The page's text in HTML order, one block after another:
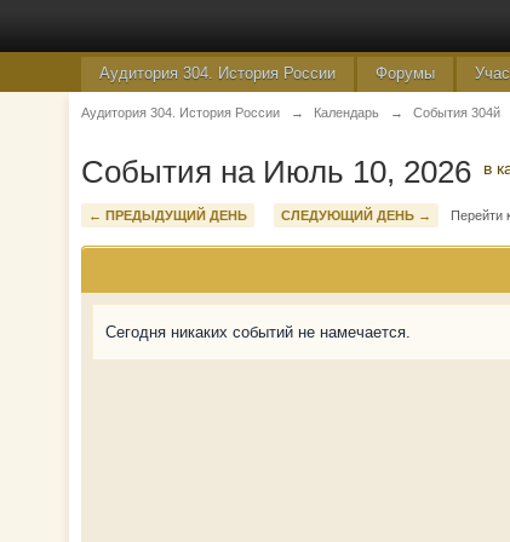
Аудитория 304. История России Форумы
Аудитория 304. История России → Календарь → События 304й
События на Июль 10, 2026 в
← ПРЕДЫДУЩИЙ ДЕНЬ СЛЕДУЮЩИЙ ДЕНЬ → Перейти
Сегодня никаких событий не намечается.